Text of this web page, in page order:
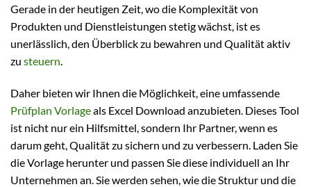
Gerade in der heutigen Zeit, wo die Komplexität von
Produkten und Dienstleistungen stetig wächst, ist es
unerlässlich, den Überblick zu bewahren und Qualität aktiv
zu steuern.
Daher bieten wir Ihnen die Möglichkeit, eine umfassende
Prüfplan Vorlageals Excel Download anzubieten. Dieses Tool
ist nicht nur ein Hilfsmittel, sondern Ihr Partner, wenn es
darum geht, Qualität zu sichern und zu verbessern. Laden Sie
die Vorlage herunter und passen Sie diese individuell an Ihr
Unternehmen an. Sie werden sehen, wie die Struktur und die